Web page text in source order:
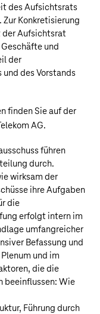
des Aufsichtsrats
Konkretisierung
der Aufsichtsrat
und
der
des Vorstands
finden Sie auf der
AG.
führen
durch.
wirksam der
ihre Aufgaben
die
erfolgt intern im
umfangreicher
Befassung und
und im
die die
beeinflussen: Wie
Führung durch